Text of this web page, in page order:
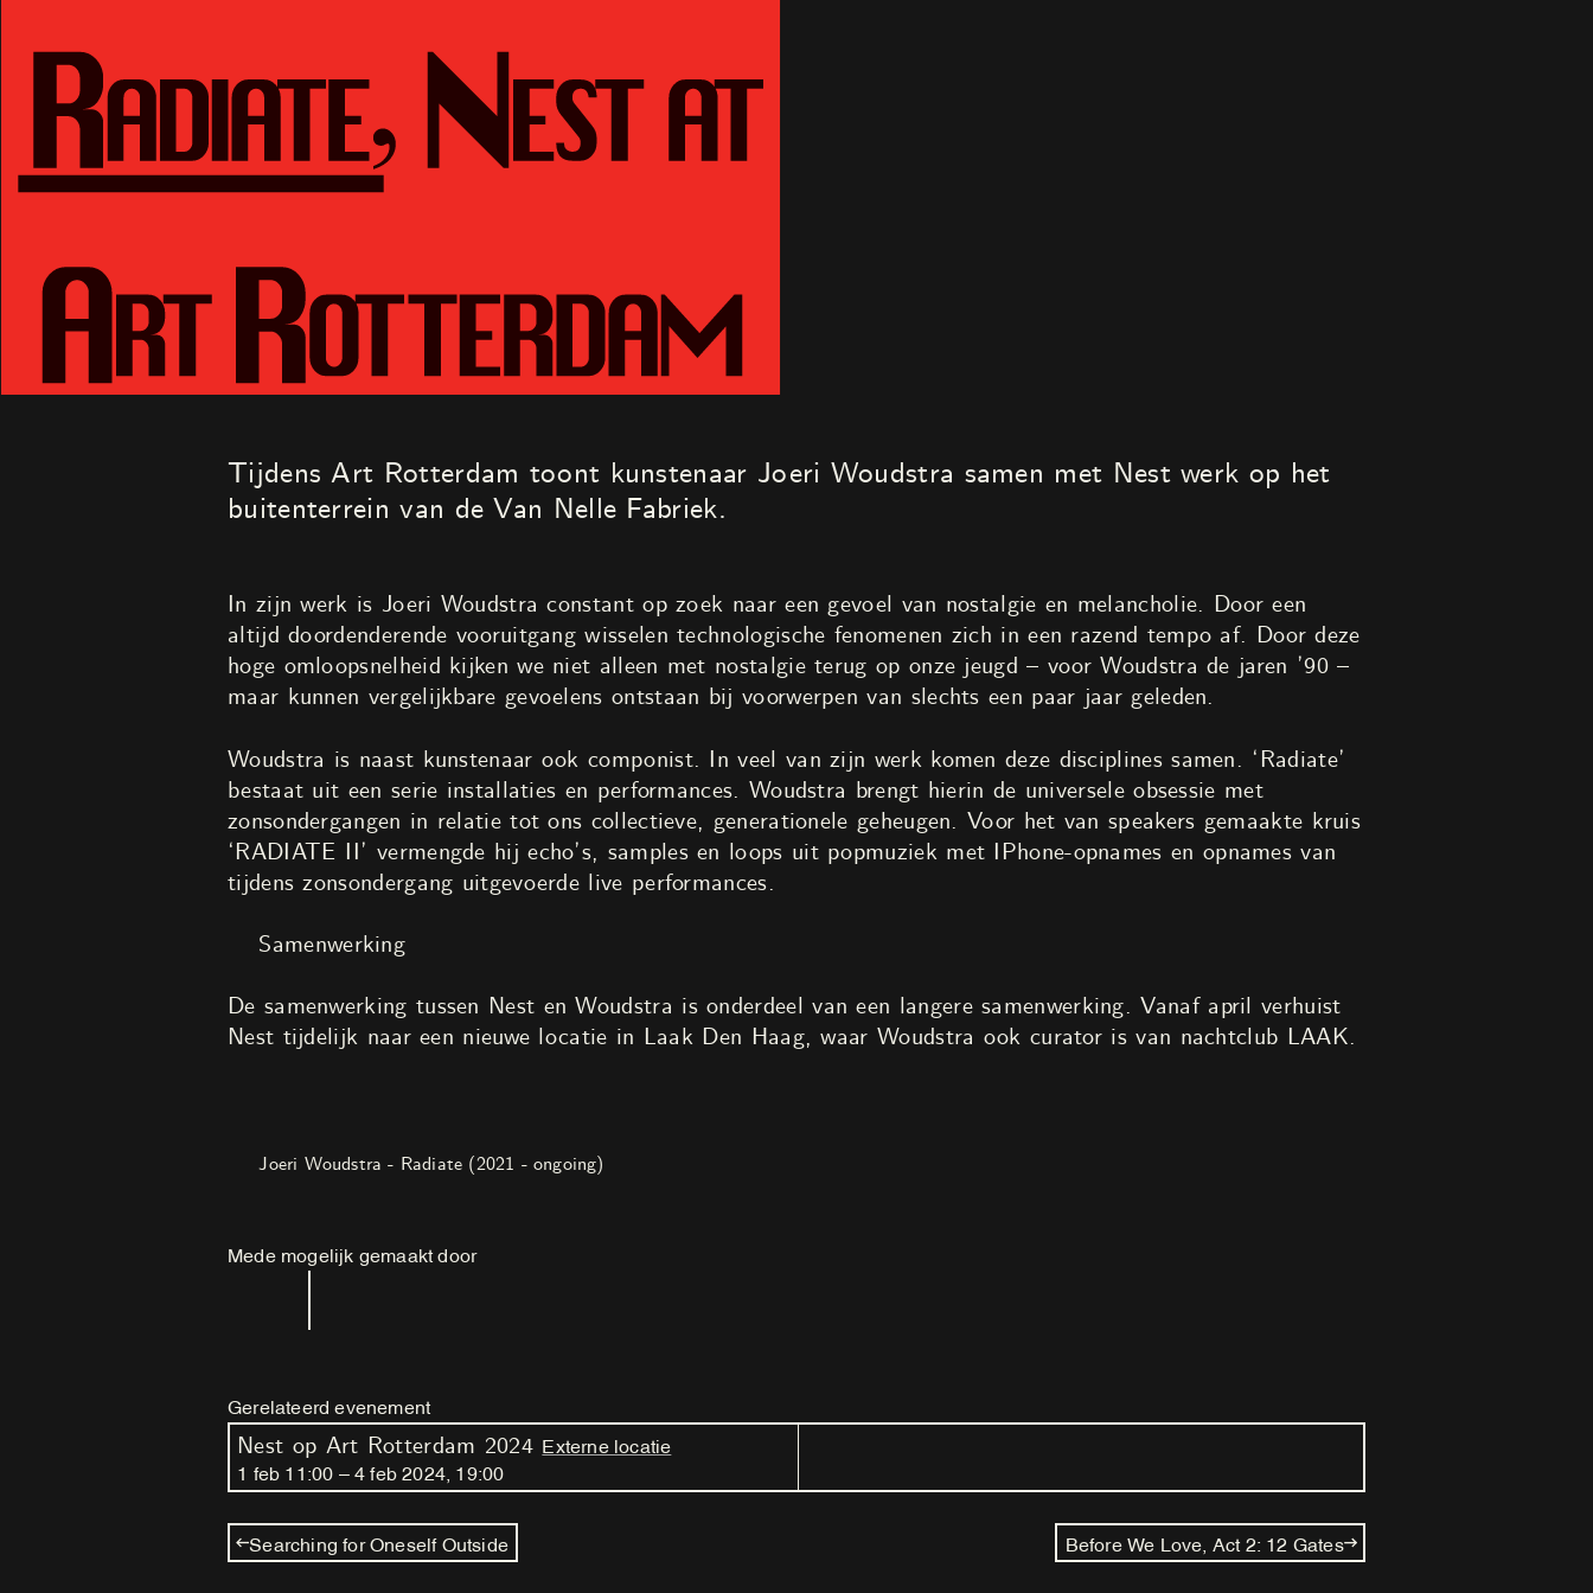
Tijdens Art Rotterdam toont kunstenaar Joeri Woudstra samen met Nest werk op het
buitenterrein van de Van Nelle Fabriek.
In zijn werk is Joeri Woudstra constant op zoek naar een gevoel van nostalgie en melancholie. Door een
altijd doordenderende vooruitgang wisselen technologische fenomenen zich in een razend tempo af. Door deze
hoge omloopsnelheid kijken we niet alleen met nostalgie terug op onze jeugd – voor Woudstra de jaren ’90 –
maar kunnen vergelijkbare gevoelens ontstaan bij voorwerpen van slechts een paar jaar geleden.
Woudstra is naast kunstenaar ook componist. In veel van zijn werk komen deze disciplines samen. ‘Radiate’
bestaat uit een serie installaties en performances. Woudstra brengt hierin de universele obsessie met
zonsondergangen in relatie tot ons collectieve, generationele geheugen. Voor het van speakers gemaakte kruis
‘RADIATE II’ vermengde hij echo’s, samples en loops uit popmuziek met IPhone-opnames en opnames van
tijdens zonsondergang uitgevoerde live performances.
Samenwerking
De samenwerking tussen Nest en Woudstra is onderdeel van een langere samenwerking. Vanaf april verhuist
Nest tijdelijk naar een nieuwe locatie in Laak Den Haag, waar Woudstra ook curator is van nachtclub LAAK.
Joeri Woudstra - Radiate (2021 - ongoing)
Mede mogelijk gemaakt door
Gerelateerd evenement
Nest op Art Rotterdam 2024 Externe locatie
1 feb 11 :00 4 feb 2024 19:00
Searching for Oneself Outside Before We Love, Act 2: 12 Gates